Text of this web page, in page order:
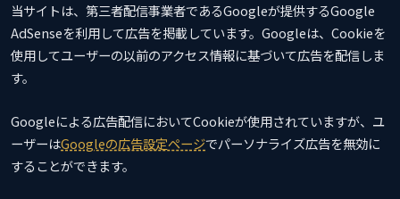
当サイトは、第三者配信事業者であるGoogleが提供するGoogle
AdSenseを利用して広告を掲載しています。Googleは、Cookieを
使用してユーザーの以前のアクセス情報に基づいて広告を配信しま
す。
Googleによる広告配信においてCookieが使用されていますが、ユ
ーザーはGoogleの広告設定ページでパーソナライズ広告を無効に
することができます。